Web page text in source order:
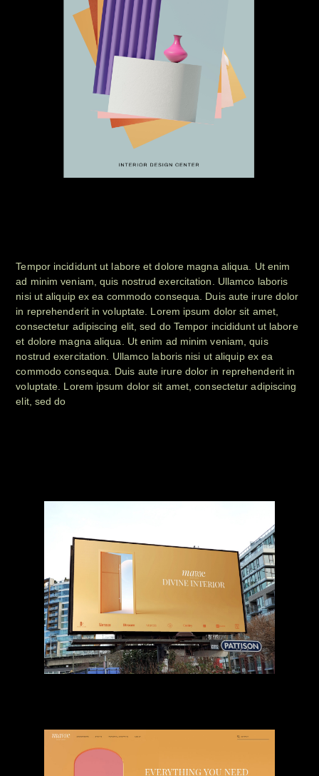
Tempor incididunt ut labore et dolore magna aliqua. Ut enim
ad minim veniam, quis nostrud exercitation. Ullamco laboris
nisi ut aliquip ex ea commodo consequa. Duis aute irure dolor
in reprehenderit in voluptate. Lorem ipsum dolor sit amet,
consectetur adipiscing elit, sed do Tempor incididunt ut labore
et dolore magna aliqua. Ut enim ad minim veniam, quis
nostrud exercitation. Ullamco laboris nisi ut aliquip ex ea
commodo consequa. Duis aute irure dolor in reprehenderit in
voluptate. Lorem ipsum dolor sit amet, consectetur adipiscing
elit, sed do